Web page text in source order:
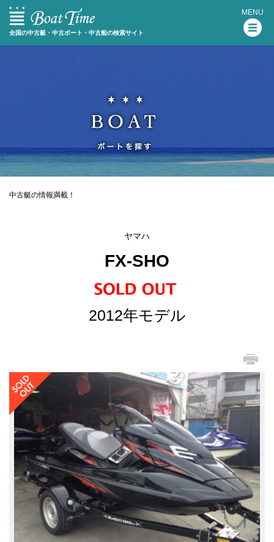
全国の中古艇・中古ボート・中古船の検索サイト
MENU
中古艇の情報満載！
ヤマハ
FX-SHO
2012年モデル